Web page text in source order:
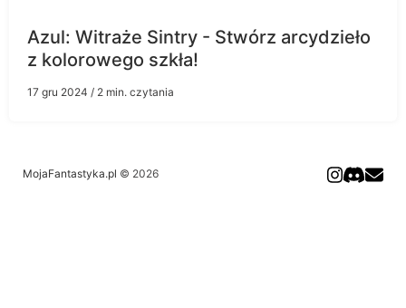
Azul: Witraże Sintry - Stwórz arcydzieło
z kolorowego szkła!
17 gru 2024 / 2 min. czytania
MojaFantastyka.pl © 2026